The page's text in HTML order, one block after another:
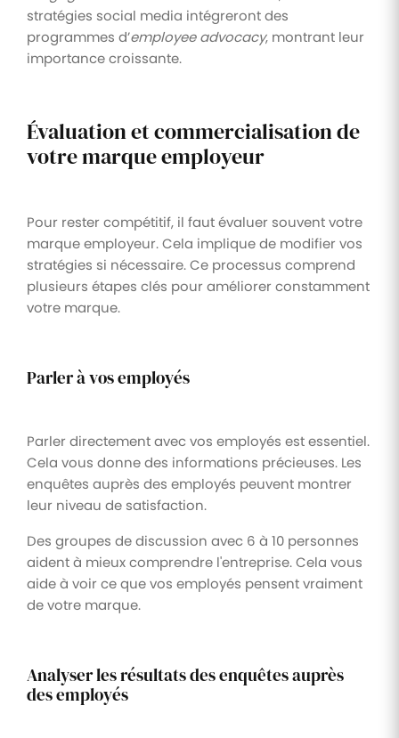
stratégies social media intégreront des
programmes d’employee advocacy, montrant leur
importance croissante.
Évaluation et commercialisation de
votre marque employeur
Pour rester compétitif, il faut évaluer souvent votre
marque employeur. Cela implique de modifier vos
stratégies si nécessaire. Ce processus comprend
plusieurs étapes clés pour améliorer constamment
votre marque.
Parler à vos employés
Parler directement avec vos employés est essentiel.
Cela vous donne des informations précieuses. Les
enquêtes auprès des employés peuvent montrer
leur niveau de satisfaction.
Des groupes de discussion avec 6 à 10 personnes
aident à mieux comprendre l'entreprise. Cela vous
aide à voir ce que vos employés pensent vraiment
de votre marque.
Analyser les résultats des enquêtes auprès
des employés